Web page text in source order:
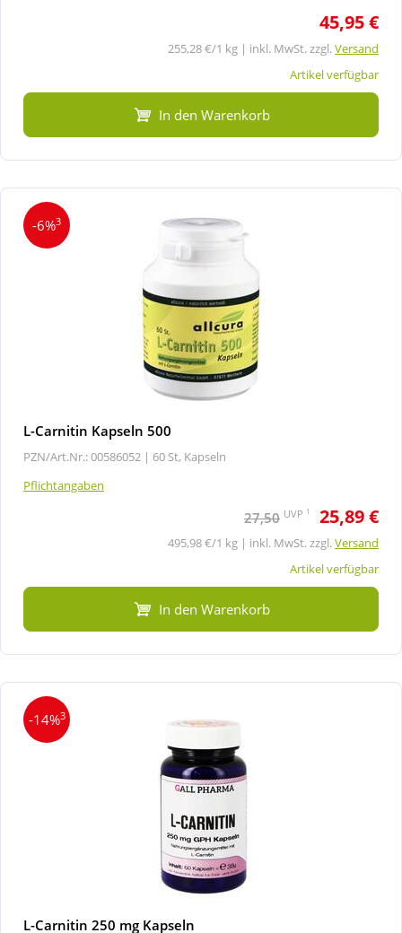
45,95 €
255,28 €/1 kg | inkl. MwSt. zzgl.Versand
Artikel verfügbar
In den Warenkorb
-6%3
L-Carnitin Kapseln 500
PZN/Art.Nr.: 00586052 | 60 St, Kapseln
Pflichtangaben
27,50 UVP 1 25,89 €
495,98 €/1 kg | inkl. MwSt. zzgl.Versand
Artikel verfügbar
In den Warenkorb
-14%3
L-Carnitin 250 mg Kapseln